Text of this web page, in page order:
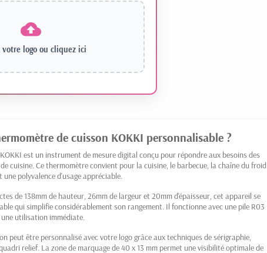
votre logo ou cliquez ici
de cuisson KOKKI personnalisable ?
est un instrument de mesure digital conçu pour répondre aux besoins des
cuisine. Ce thermomètre convient pour la cuisine, le barbecue, la chaîne du froid
polyvalence d'usage appréciable.
de 138mm de hauteur, 26mm de largeur et 20mm d'épaisseur, cet appareil se
qui simplifie considérablement son rangement. Il fonctionne avec une pile R03
utilisation immédiate.
peut être personnalisé avec votre logo grâce aux techniques de sérigraphie,
relief. La zone de marquage de 40 x 13 mm permet une visibilité optimale de